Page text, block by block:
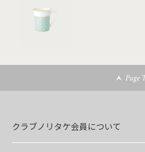
Page
クラブノリタケ会員について